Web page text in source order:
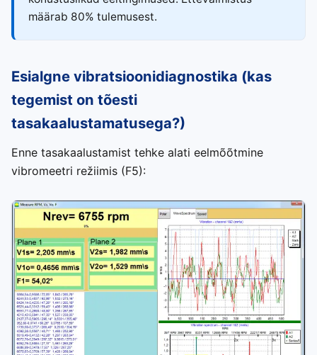
määrab 80% tulemusest.
Esialgne vibratsioonidiagnostika (kas
tegemist on tõesti
tasakaalustamatusega?)
Enne tasakaalustamist tehke alati eelmõõtmine
vibromeetri režiimis (F5):